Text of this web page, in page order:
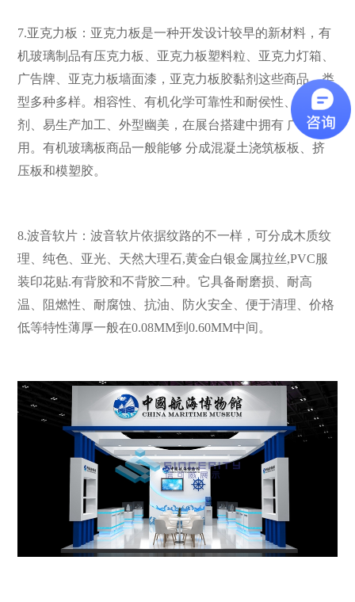
7.亚克力板：亚克力板是一种开发设计较早的新材料，有
机玻璃制品有压克力板、亚克力板塑料粒、亚克力灯箱、
广告牌、亚克力板墙面漆，亚克力板胶黏剂这些商品，类
型多种多样。相容性、有机化学可靠性和耐侯性、易染色
剂、易生产加工、外型幽美，在展台搭建中拥有 广泛运
用。有机玻璃板商品一般能够 分成混凝土浇筑板板、挤
压板和模塑胶。
8.波音软片：波音软片依据纹路的不一样，可分成木质纹
理、纯色、亚光、天然大理石,黄金白银金属拉丝,PVC服
装印花贴.有背胶和不背胶二种。它具备耐磨损、耐高
温、阻燃性、耐腐蚀、抗油、防火安全、便于清理、价格
低等特性薄厚一般在0.08MM到0.60MM中间。